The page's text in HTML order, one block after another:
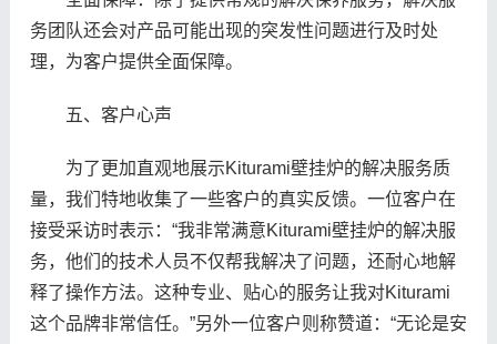
务团队还会对产品可能出现的突发性问题进行及时处
理，为客户提供全面保障。
五、客户心声
为了更加直观地展示Kiturami壁挂炉的解决服务质
量，我们特地收集了一些客户的真实反馈。一位客户在
接受采访时表示：“我非常满意Kiturami壁挂炉的解决服
务，他们的技术人员不仅帮我解决了问题，还耐心地解
释了操作方法。这种专业、贴心的服务让我对Kiturami
这个品牌非常信任。”另外一位客户则称赞道：“无论是安